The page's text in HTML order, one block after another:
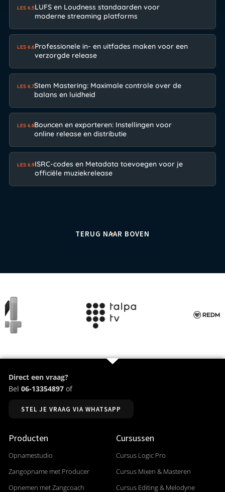
LES 6.5LUFS en Loudness standaarden voor
moderne streaming platforms
LES 6.6Professionele in- en uitfades maken voor een
verzorgde release
LES 6.7Stem Mastering: Maximale controle over de
balans en luidheid
LES 6.8Bouncen en exporteren: Instellingen voor
online release en distributie
LES 6.9ISRC-codes en Metadata toevoegen voor je
officiële muziekrelease
TERUG NAAR BOVEN
Direct een vraag?
Bel 06-13354897 of
STEL JE VRAAG VIA WHATSAPP
Producten
Opnamestudio
Zangopname met Producer
Opnemen met Zangcoach
Cursussen
Cursus Logic Pro
Cursus Mixen & Masteren
Cursus Editing & Melodyne